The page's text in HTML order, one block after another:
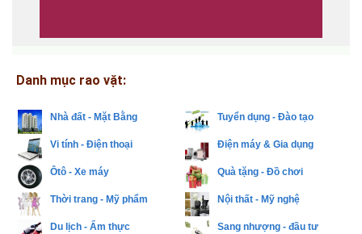
Danh mục rao vặt:
Nhà đất - Mặt Bằng Tuyển dụng - Đào tạo
Vi tính - Điện thoại Điện máy & Gia dụng
Ôtô - Xe máy Quà tặng - Đồ chơi
Thời trang - Mỹ phẩm Nội thất - Mỹ nghệ
Du lịch - Ẩm thực Sang nhượng - đầu tư